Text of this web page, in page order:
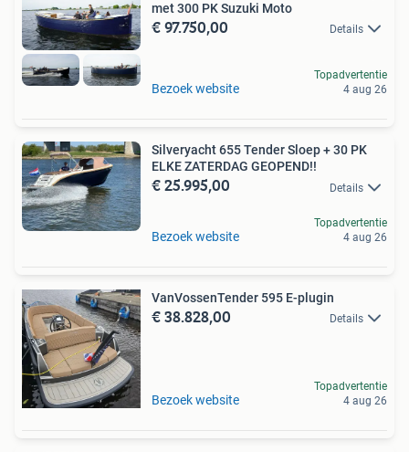
met 300 PK Suzuki Moto
€ 97.750,00 Details
Bezoek website
Topadvertentie
4 aug 26
Silveryacht 655 Tender Sloep + 30 PK
ELKE ZATERDAG GEOPEND!!
€ 25.995,00 Details
Bezoek website
Topadvertentie
4 aug 26
VanVossenTender 595 E-plugin
€ 38.828,00 Details
Bezoek website
Topadvertentie
4 aug 26